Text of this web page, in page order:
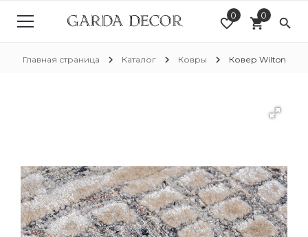
favorite_border
0 0
shopping_cart search
Главная страница chevron_right Каталог chevron_right Ковры chevron_right Ковер Wilton